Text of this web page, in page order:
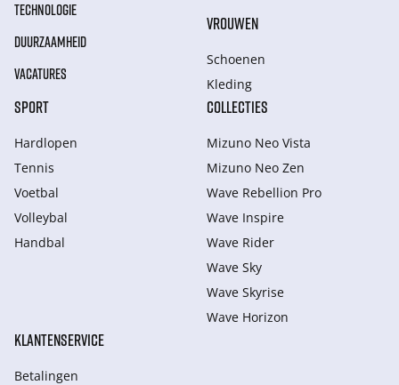
TECHNOLOGIE
DUURZAAMHEID
VACATURES
VROUWEN
Schoenen
Kleding
SPORT
Hardlopen
Tennis
Voetbal
Volleybal
Handbal
COLLECTIES
Mizuno Neo Vista
Mizuno Neo Zen
Wave Rebellion Pro
Wave Inspire
Wave Rider
Wave Sky
Wave Skyrise
Wave Horizon
KLANTENSERVICE
Betalingen